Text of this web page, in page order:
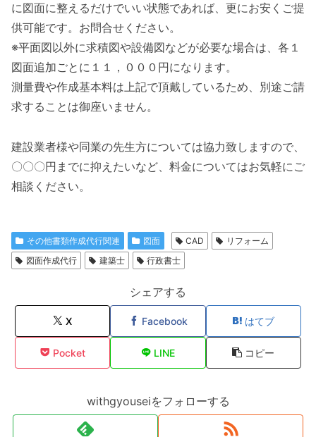
に図面に整えるだけでいい状態であれば、更にお安くご提
供可能です。お問合せください。
※平面図以外に求積図や設備図などが必要な場合は、各１
図面追加ごとに１１，０００円になります。
測量費や作成基本料は上記で頂戴しているため、別途ご請
求することは御座いません。
建設業者様や同業の先生方については協力致しますので、
〇〇〇円までに抑えたいなど、料金についてはお気軽にご
相談ください。
その他書類作成代行関連 図面 CAD
リフォーム
図面作成代行
建築士 行政書士
シェアする
X Facebook はてブ
Pocket LINE コピー
withgyouseiをフォローする